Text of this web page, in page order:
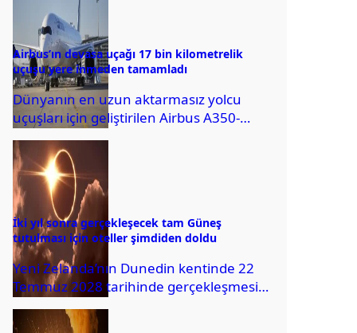
Airbus’ın devasa uçağı 17 bin kilometrelik
uçuşu yere inmeden tamamladı
Dünyanın en uzun aktarmasız yolcu
uçuşları için geliştirilen Airbus A350-
1000ULR, Fransa’dan Avustralya’ya
kadar kesintisiz gerçekleştirdiği uçuşunu
başarıyla sonlandırdı....
İki yıl sonra gerçekleşecek tam Güneş
tutulması için oteller şimdiden doldu
Yeni Zelanda’nın Dunedin kentinde 22
Temmuz 2028 tarihinde gerçekleşmesi
beklenen tam Güneş tutulmasını canlı
olarak izlemek isteyen kişiler,...